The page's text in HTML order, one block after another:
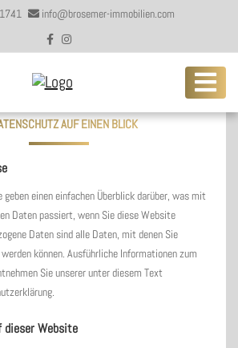
info@brosemer-immobilien.com
AUF EINEN BLICK
geben einen einfachen Überblick darüber, was mit
Daten passiert, wenn Sie diese Website
Daten sind alle Daten, mit denen Sie
können. Ausführliche Informationen zum
Sie unserer unter diesem Text
dieser Website